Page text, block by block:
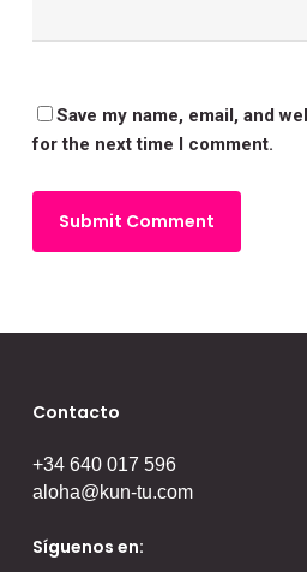
Save my name, email, and
for the next time I comment.
Contacto
+34 640 017 596
aloha@kun-tu.com
Síguenos en: